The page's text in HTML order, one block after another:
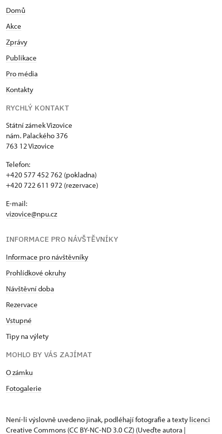
Domů
Akce
Zprávy
Publikace
Pro média
Kontakty
RYCHLÝ KONTAKT
Státní zámek Vizovice
nám. Palackého 376
763 12 Vizovice
Telefon:
+420 577 452 762 (pokladna)
+420 722 611 972 (rezervace)
E-mail:
vizovice@npu.cz
INFORMACE PRO NÁVŠTĚVNÍKY
Informace pro návštěvníky
Prohlídkové okruhy
Návštěvní doba
Rezervace
Vstupné
Tipy na výlety
MOHLO BY VÁS ZAJÍMAT
O zámku
Fotogalerie
Není-li výslovně uvedeno jinak, podléhají fotografie a texty licenci
Creative Commons (CC BY-NC-ND 3.0 CZ) (Uveďte autora |